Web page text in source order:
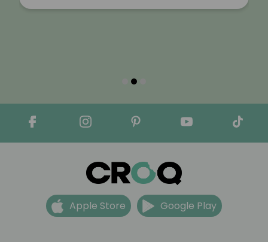
Apple Store Google Play